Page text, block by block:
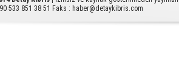
533 851 38 51 Faks : haber@detaykibris.com